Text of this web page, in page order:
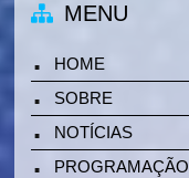
MENU
HOME
SOBRE
NOTÍCIAS
PROGRAMAÇÃO